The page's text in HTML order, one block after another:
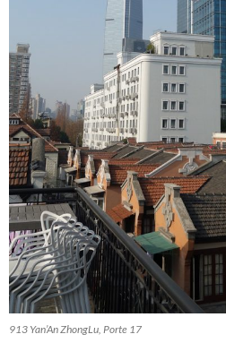
913 Yan’An ZhongLu, Porte 17